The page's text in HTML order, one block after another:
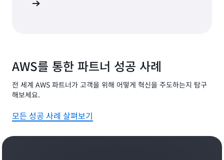
AWS를 통한 파트너 성공 사례
전 세계 AWS 파트너가 고객을 위해 어떻게 혁신을 주도하는지 탐구
해보세요.
모든 성공 사례 살펴보기